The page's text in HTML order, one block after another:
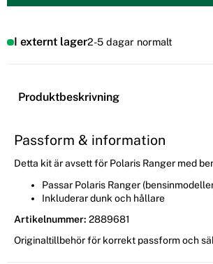
I externt lager2-5 dagar normalt
Produktbeskrivning
Passform & information
Detta kit är avsett för Polaris Ranger med
Passar Polaris Ranger
Inkluderar dunk och hållare
Artikelnummer: 2889681
Originaltillbehör för korrekt passform och